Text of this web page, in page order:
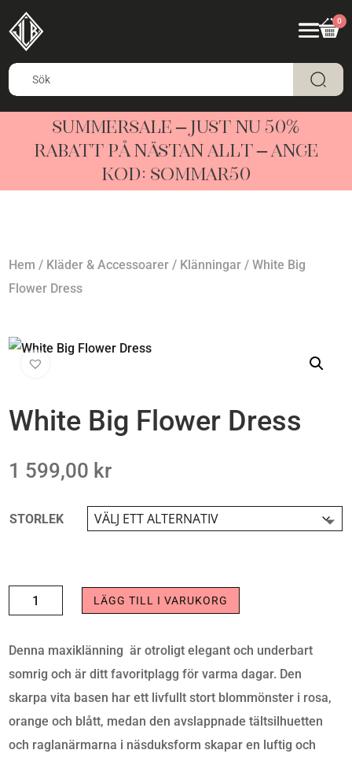
0
SUMMERSALE – JUST NU 50%
RABATT PÅ NÄSTAN ALLT – ANGE
KOD: SOMMAR50
Hem / Kläder & Accessoarer / Klänningar / White Big
Flower Dress
White Big Flower Dress
1 599,00 kr
STORLEK
WHITE
BIG
FLOWER
DRESS
MÄNGD
LÄGG TILL I VARUKORG
Denna maxiklänning är otroligt elegant och underbart
somrig och är ditt favoritplagg för varma dagar. Den
skarpa vita basen har ett livfullt stort blommönster i rosa,
orange och blått, medan den avslappnade tältsilhuetten
och raglanärmarna i näsduksform skapar en luftig och